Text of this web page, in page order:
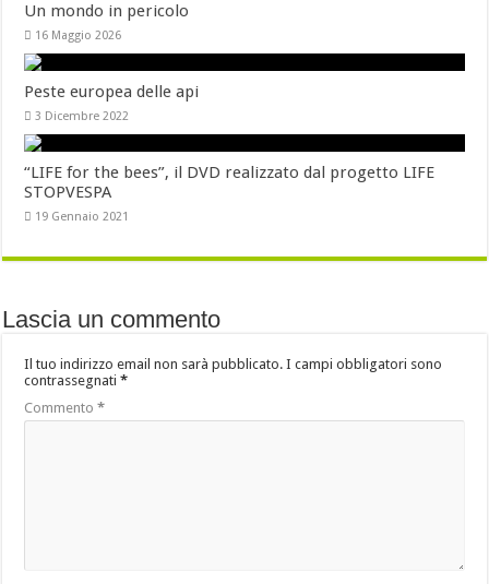
Un mondo in pericolo
16 Maggio 2026
Peste europea delle api
3 Dicembre 2022
“LIFE for the bees”, il DVD realizzato dal progetto LIFE
STOPVESPA
19 Gennaio 2021
Lascia un commento
Il tuo indirizzo email non sarà pubblicato. I campi obbligatori sono
contrassegnati*
Commento*